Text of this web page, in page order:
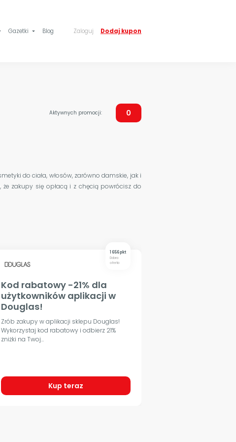
Gazetki arrow_drop_down Blog Zaloguj Dodaj kupon
Aktywnych promocji: 0
do ciała, włosów, zarówno damskie, jak i
że zakupy się opłacą i z chęcią powrócisz do
1 656 pkt
Dobra
oferta
Kod rabatowy -21% dla
użytkowników aplikacji w
Douglas!
Zrób zakupy w aplikacji sklepu Douglas!
Wykorzystaj kod rabatowy i odbierz 21%
zniżki na Twoj...
Kup teraz